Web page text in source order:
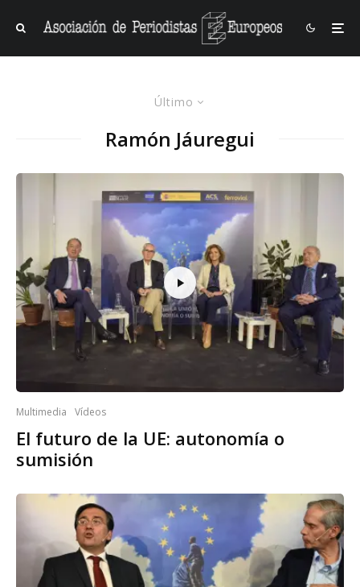
Último
Ramón Jáuregui
Multimedia Vídeos
El futuro de la UE: autonomía o
sumisión